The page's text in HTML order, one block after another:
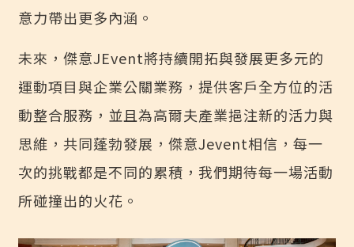
意力帶出更多內涵。
未來，傑意JEvent將持續開拓與發展更多元的
運動項目與企業公關業務，提供客戶全方位的活
動整合服務，並且為高爾夫產業挹注新的活力與
思維，共同蓬勃發展，傑意Jevent相信，每一
次的挑戰都是不同的累積，我們期待每一場活動
所碰撞出的火花。